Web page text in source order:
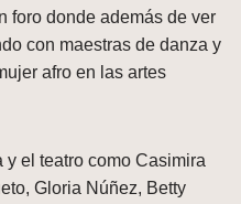
foro donde además de ver
con maestras de danza y
afro en las artes
el teatro como Casimira
Gloria Núñez, Betty